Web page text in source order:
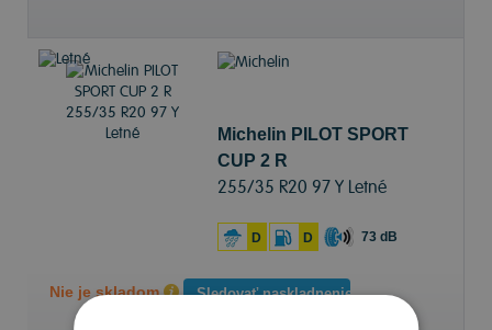
Michelin PILOT SPORT
CUP 2 R
255/35 R20 97 Y Letné
D D 73 dB
Nie je skladom Sledovať naskladnenie